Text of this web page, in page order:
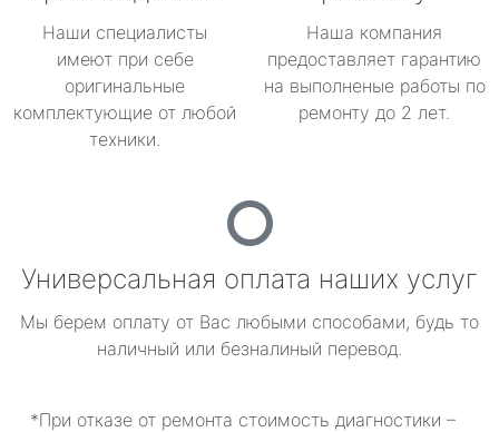
Наши специалисты
имеют при себе
оригинальные
комплектующие от любой
техники.
Наша компания
предоставляет гарантию
на выполненые работы по
ремонту до 2 лет.
Универсальная оплата наших услуг
Мы берем оплату от Вас любыми способами, будь то
наличный или безналиный перевод.
*При отказе от ремонта стоимость диагностики –